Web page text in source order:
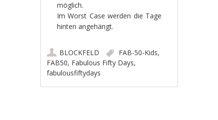
möglich.
Im Worst Case werden die Tage
hinten angehängt.
BLOCKFELD FAB-50-Kids,
FAB50, Fabulous Fifty Days,
fabulousfiftydays